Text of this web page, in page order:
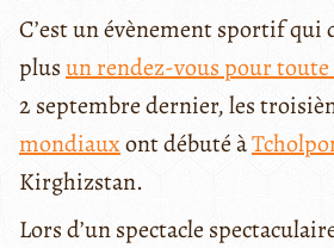
C’est un évènement sportif qui
plusun rendez-vous pour toute
2 septembre dernier, les
mondiauxont débuté à
Kirghizstan.
Lors d’un spectacle